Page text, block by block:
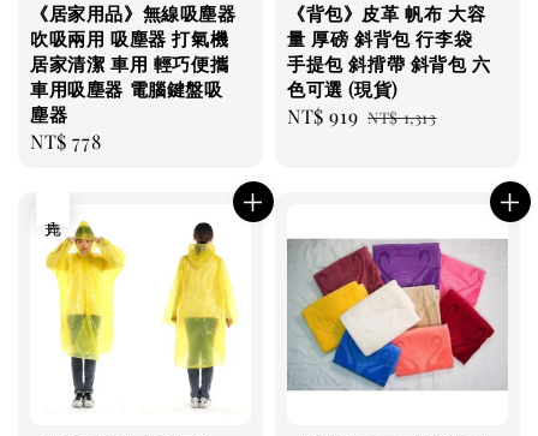
《居家用品》無線吸塵器
吹吸兩用 吸塵器 打氣機
居家清潔 車用 輕巧便攜
車用吸塵器 電腦鍵盤吸
塵器
Regular
NT$ 778
《背包》皮革 帆布 大容
量 厚磅 斜背包 行李袋
手提包 斜揹帶 斜背包 六
色可選 (現貨)
Sale
NT$ 919 Regular
NT$ 1,313